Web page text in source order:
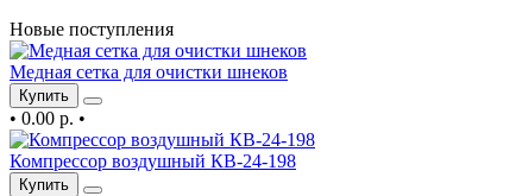
Новые поступления
Медная сетка для очистки шнеков
Купить
• 0.00 р. •
Компрессор воздушный КВ-24-198
Купить